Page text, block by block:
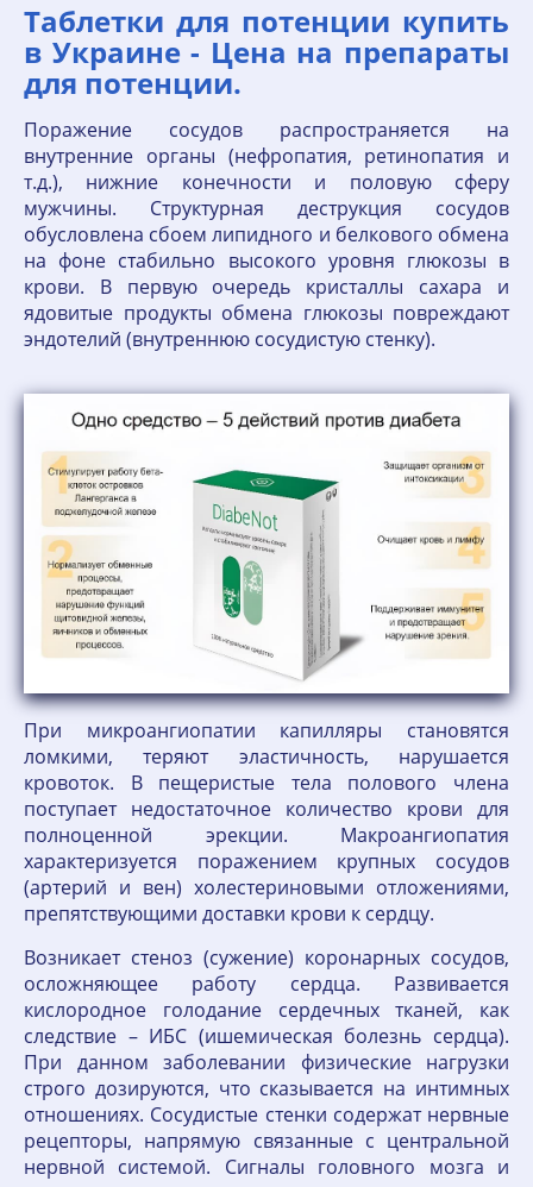
Таблетки для потенции купить
в Украине - Цена на препараты
для потенции.
Поражение сосудов распространяется на
внутренние органы (нефропатия, ретинопатия и
т.д.), нижние конечности и половую сферу
мужчины. Структурная деструкция сосудов
обусловлена сбоем липидного и белкового обмена
на фоне стабильно высокого уровня глюкозы в
крови. В первую очередь кристаллы сахара и
ядовитые продукты обмена глюкозы повреждают
эндотелий (внутреннюю сосудистую стенку).
При микроангиопатии капилляры становятся
ломкими, теряют эластичность, нарушается
кровоток. В пещеристые тела полового члена
поступает недостаточное количество крови для
полноценной эрекции. Макроангиопатия
характеризуется поражением крупных сосудов
(артерий и вен) холестериновыми отложениями,
препятствующими доставки крови к сердцу.
Возникает стеноз (сужение) коронарных сосудов,
осложняющее работу сердца. Развивается
кислородное голодание сердечных тканей, как
следствие – ИБС (ишемическая болезнь сердца).
При данном заболевании физические нагрузки
строго дозируются, что сказывается на интимных
отношениях. Сосудистые стенки содержат нервные
рецепторы, напрямую связанные с центральной
нервной системой. Сигналы головного мозга и